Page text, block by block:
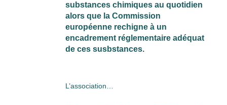
substances chimiques au quotidien
alors que la Commission
européenne rechigne à un
encadrement réglementaire adéquat
de ces susbstances.
L’association…